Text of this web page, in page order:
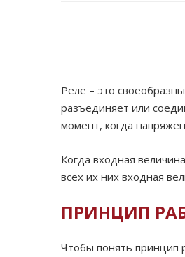
Реле – это
разъединяет или
момент, когда
Когда входная
всех их них входная
ПРИНЦИП
Чтобы понять принцип